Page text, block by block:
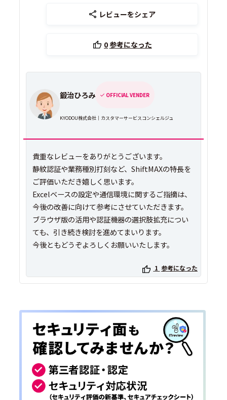
レビューをシェア
0参考になった
鍛治ひろみ OFFICIAL VENDER
KYODOU株式会社｜カスタマーサービスコンシェルジュ
貴重なレビューをありがとうございます。
静紋認証や業務種別打刻など、ShiftMAXの特長を
ご評価いただき嬉しく思います。
Excelベースの設定や通信環境に関するご指摘は、
今後の改善に向けて参考にさせていただきます。
ブラウザ版の活用や認証機器の選択肢拡充につい
ても、引き続き検討を進めてまいります。
今後ともどうぞよろしくお願いいたします。
1 参考になった